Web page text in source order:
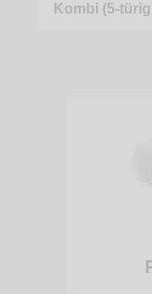
Kombi (5-